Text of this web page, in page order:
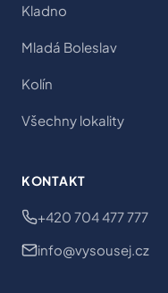
Kladno
Mladá Boleslav
Kolín
Všechny lokality
KONTAKT
+420 704 477 777
info@vysousej.cz